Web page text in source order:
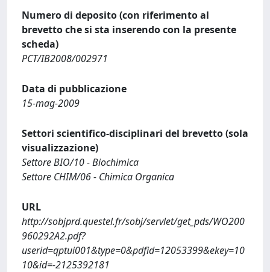
Numero di deposito (con riferimento al
brevetto che si sta inserendo con la presente
scheda)
PCT/IB2008/002971
Data di pubblicazione
15-mag-2009
Settori scientifico-disciplinari del brevetto (sola
visualizzazione)
Settore BIO/10 - Biochimica
Settore CHIM/06 - Chimica Organica
URL
http://sobjprd.questel.fr/sobj/servlet/get_pds/WO200
960292A2.pdf?
userid=qptui001&type=0&pdfid=12053399&ekey=10
10&id=-2125392181